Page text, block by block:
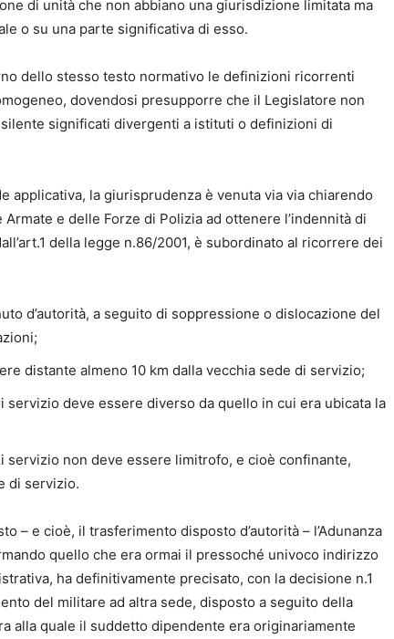
di unità che non abbiano una giurisdizione limitata ma
o su una parte significativa di esso.
dello stesso testo normativo le definizioni ricorrenti
dovendosi presupporre che il Legislatore non
significati divergenti a istituti o definizioni di
applicativa, la giurisprudenza è venuta via via chiarendo
e delle Forze di Polizia ad ottenere l’indennità di
della legge n.86/2001, è subordinato al ricorrere dei
d’autorità, a seguito di soppressione o dislocazione del
distante almeno 10 km dalla vecchia sede di servizio;
servizio deve essere diverso da quello in cui era ubicata la
servizio non deve essere limitrofo, e cioè confinante,
di servizio.
– e cioè, il trasferimento disposto d’autorità – l’Adunanza
quello che era ormai il pressoché univoco indirizzo
ha definitivamente precisato, con la decisione n.1
del militare ad altra sede, disposto a seguito della
alla quale il suddetto dipendente era originariamente